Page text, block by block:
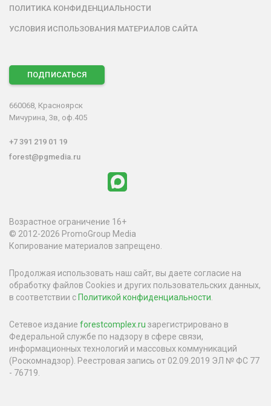
ПОЛИТИКА КОНФИДЕНЦИАЛЬНОСТИ
УСЛОВИЯ ИСПОЛЬЗОВАНИЯ МАТЕРИАЛОВ САЙТА
ПОДПИСАТЬСЯ
660068, Красноярск
Мичурина, 3в, оф.405
+7 391 219 01 19
forest@pgmedia.ru
Возрастное ограничение 16+
© 2012-2026 PromoGroup Media
Копирование материалов запрещено.
Продолжая использовать наш сайт, вы даете согласие на
обработку файлов Cookies и других пользовательских данных,
в соответствии с Политикой конфиденциальности
Сетевое издание forestcomplex.ru зарегистрировано в
Федеральной службе по надзору в сфере связи,
информационных технологий и массовых коммуникаций
(Роскомнадзор). Реестровая запись от 02.09.2019 ЭЛ № ФС 77
- 76719.